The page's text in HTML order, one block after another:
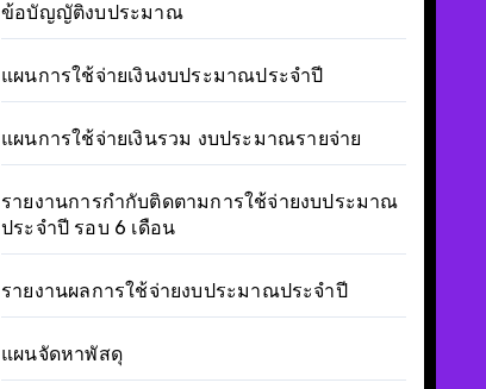
ข้อบัญญัติงบประมาณ
แผนการใช้จ่ายเงินงบประมาณประจำปี
แผนการใช้จ่ายเงินรวม งบประมาณรายจ่าย
รายงานการกำกับติดตามการใช้จ่ายงบประมาณ
ประจำปี รอบ 6 เดือน
รายงานผลการใช้จ่ายงบประมาณประจำปี
แผนจัดหาพัสดุ